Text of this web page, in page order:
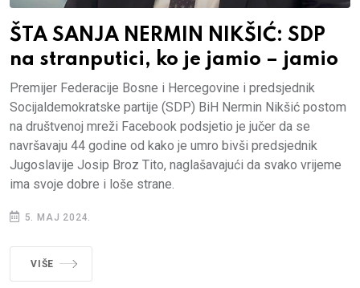
ŠTA SANJA NERMIN NIKŠIĆ: SDP
na stranputici, ko je jamio – jamio
Premijer Federacije Bosne i Hercegovine i predsjednik
Socijaldemokratske partije (SDP) BiH Nermin Nikšić postom
na društvenoj mreži Facebook podsjetio je jučer da se
navršavaju 44 godine od kako je umro bivši predsjednik
Jugoslavije Josip Broz Tito, naglašavajući da svako vrijeme
ima svoje dobre i loše strane.
5. MAJ 2024.
VIŠE